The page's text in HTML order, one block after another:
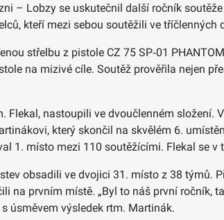
– Lobzy se uskutečnil další ročník
kteří mezi sebou soutěžili ve
střelbu z pistole CZ 75 SP‑01
na mizivé cíle. Soutěž prověřila nejen
Flekal, nastoupili ve dvoučlenném složení.
který skončil na skvělém 6.
1. místo mezi 110 soutěžícími. Flekal se
obsadili ve dvojici 31. místo z 38 týmů.
na prvním místě. „Byl to náš první ročník,
úsměvem výsledek rtm. Martinák.